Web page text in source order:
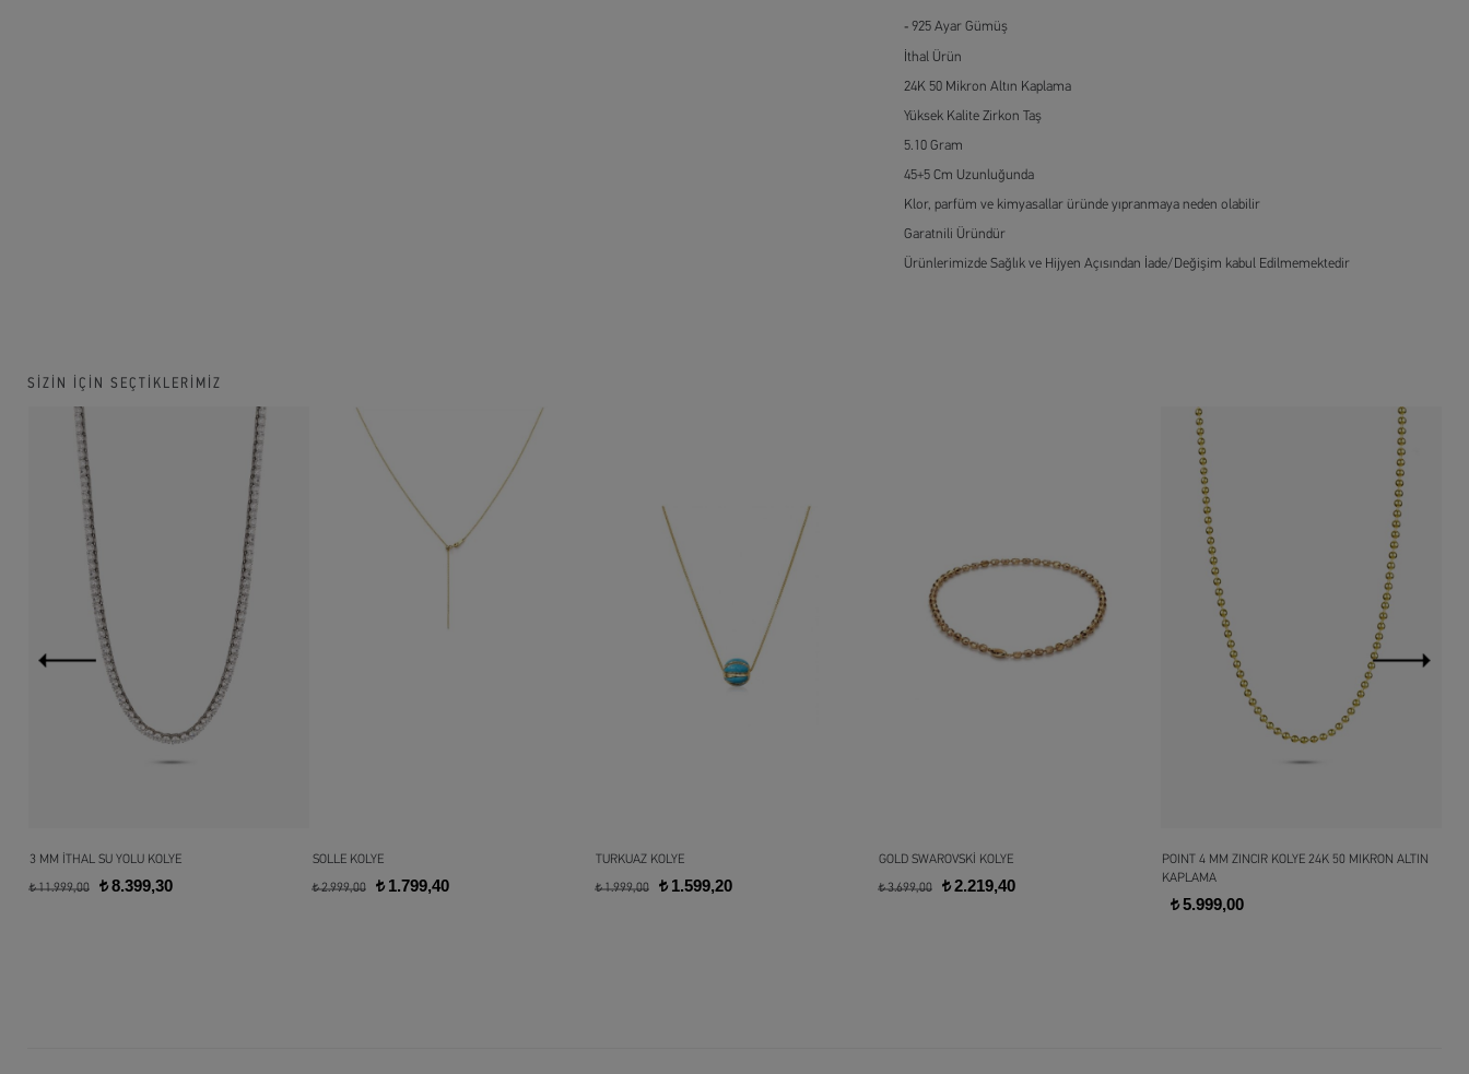
925 Ayar Gümüş
İthal Ürün
24K 50 Mikron Altın Kaplama
Yüksek Kalite Zirkon Taş
5.10 Gram
45+5 Cm Uzunluğunda
Klor, parfüm ve kimyasallar üründe yıpranmaya neden olabilir
Garatnili Üründür
Ürünlerimizde Sağlık ve Hijyen Açısından İade/Değişim kabul Edilmemektedir
SİZİN İÇİN SEÇTİKLERİMİZ
3 MM İTHAL SU YOLU KOLYE
t11.999,00 t8.399,30
SOLLE KOLYE
t2.999,00 t1.799,40
TURKUAZ KOLYE
t1.999,00 t1.599,20
GOLD SWAROVSKİ KOLYE
t3.699,00 t2.219,40
POINT 4 MM ZINCIR KOLYE 24K 50 MIKRON ALTIN
KAPLAMA
t5.999,00